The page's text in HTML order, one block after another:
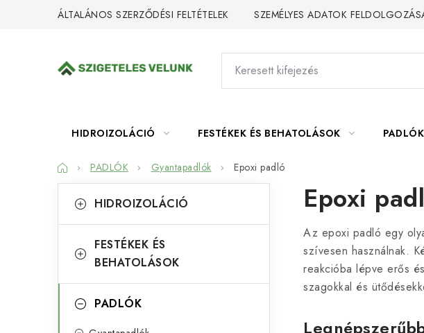
ÁLTALÁNOS SZERZŐDÉSI FELTÉTELEK SZEMÉLYES ADATOK
HIDROIZOLÁCIÓ FESTÉKEK ÉS BEHATOLÁSOK PADLÓK
KezdőlapPADLÓK Gyantapadlók Epoxi padló
O
l
a
átugrása
a
g
HIDROIZOLÁCIÓ
FESTÉKEK ÉS
BEHATOLÁSOK
PADLÓK
Epoxi
Az epoxi padló egy
szívesen használnak.
reakcióba lépve erős
szagokkal és